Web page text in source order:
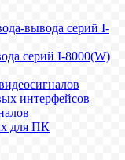
вывода серий I-
серий I-8000(W)
интерфейсов
для ПК